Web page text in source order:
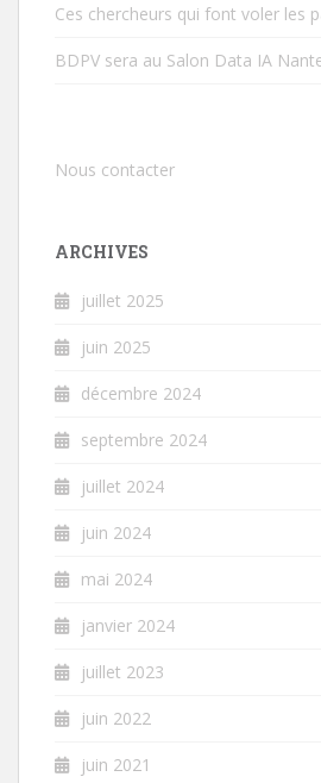
Ces chercheurs qui font voler les
BDPV sera au Salon Data IA
Nous contacter
ARCHIVES
juillet 2025
juin 2025
décembre 2024
septembre 2024
juillet 2024
juin 2024
mai 2024
janvier 2024
juillet 2023
juin 2022
juin 2021